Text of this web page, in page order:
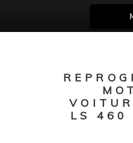
LS 460